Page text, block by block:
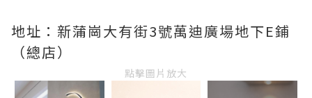
地址：新蒲崗大有街3號萬迪廣場地下E鋪
（總店）
點擊圖片放大